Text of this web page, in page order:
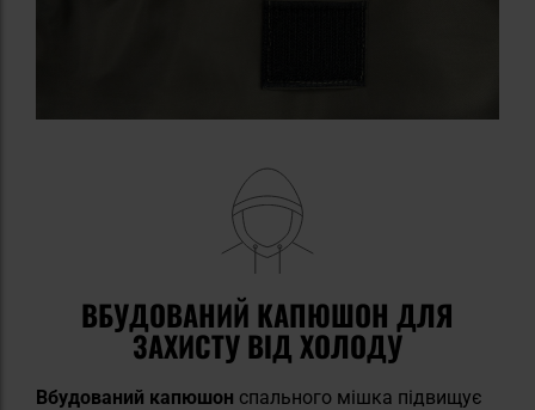
ВБУДОВАНИЙ КАПЮШОН ДЛЯ
ЗАХИСТУ ВІД ХОЛОДУ
Вбудований капюшон спального мішка підвищує